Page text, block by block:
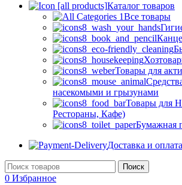
Каталог товаров
Все товары
Товары для
насекомыми и грызунами
Товары для
Рестораны, Кафе)
Бумажная
Доставка и оплата
Поиск
0 Избранное